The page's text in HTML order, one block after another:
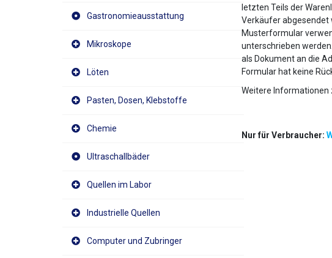
Gastronomieausstattung
Mikroskope
Löten
Pasten, Dosen, Klebstoffe
Chemie
Ultraschallbäder
Quellen im Labor
Industrielle Quellen
Computer und Zubringer
letzten Teils der
Verkäufer abgesendet
Musterformular
unterschrieben
als Dokument an die
Formular hat keine
Weitere Informationen
Nur für Verbraucher: